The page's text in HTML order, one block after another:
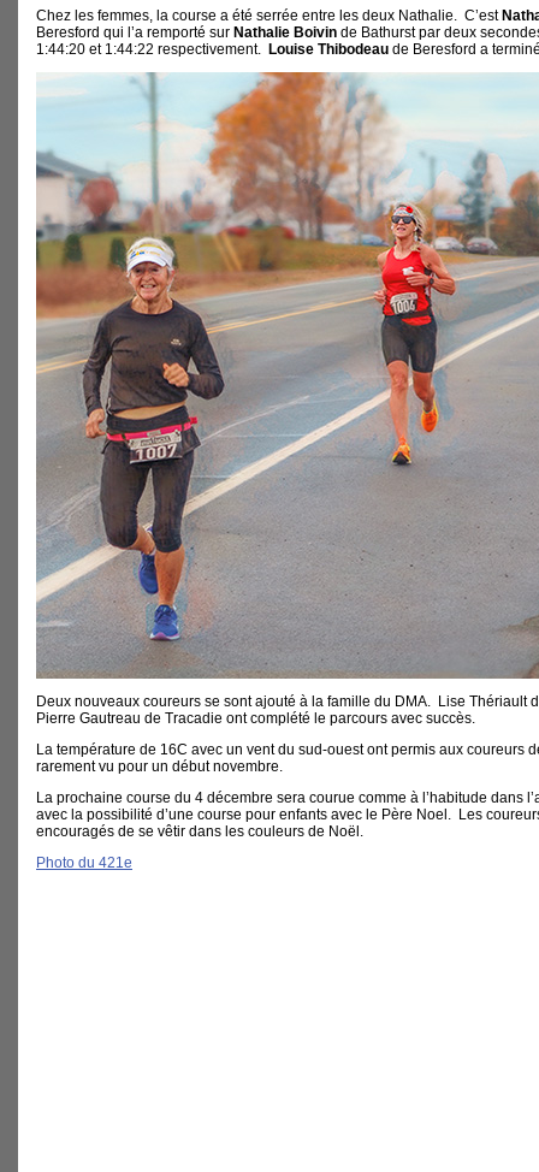
Chez les femmes, la course a été serrée entre les deux Nathalie. C’est
Beresford qui l’a remporté sur Nathalie Boivin de Bathurst par deux
1:44:20 et 1:44:22 respectivement. Louise Thibodeau de Beresford a
Deux nouveaux coureurs se sont ajouté à la famille du DMA. Lise Thériault
Pierre Gautreau de Tracadie ont complété le parcours avec succès.
La température de 16C avec un vent du sud-ouest ont permis aux coureurs
rarement vu pour un début novembre.
La prochaine course du 4 décembre sera courue comme à l’habitude dans
avec la possibilité d’une course pour enfants avec le Père Noel. Les
encouragés de se vêtir dans les couleurs de Noël.
Photo du 421e